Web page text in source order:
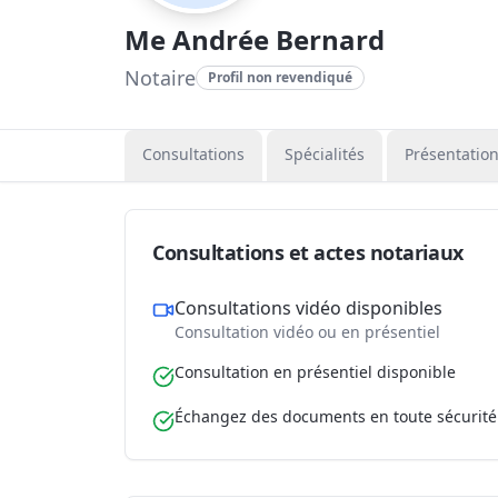
Me Andrée Bernard
Notaire Profil non revendiqué
Consultations Spécialités Présentation
Consultations et actes notariaux
Consultations vidéo disponibles
Consultation vidéo ou en présentiel
Consultation en présentiel disponible
Échangez des documents en toute sécurité